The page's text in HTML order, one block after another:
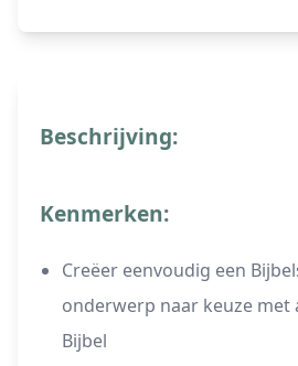
Beschrijving:
Kenmerken:
Creëer eenvoudig een
onderwerp naar keuze met
Bijbel